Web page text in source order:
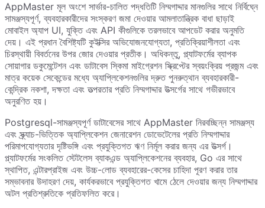
AppMaster মূল অংশে সার্ভার-চালিত পদ্ধতিটি নিম্মগাদ্দার মানগুলির সাথে নির্বিঘ্নে
সামঞ্জস্যপূর্ণ, ব্যবহারকারীদের সংস্করণ জমা দেওয়ার আমলাতান্ত্রিক বাধা ছাড়াই
মোবাইল অ্যাপ UI, যুক্তি এবং API কীগুলিকে তরলভাবে আপডেট করার অনুমতি
দেয়। এই প্রধান বৈশিষ্ট্যটি কুইক্সির অভিযোজনযোগ্যতা, প্রতিক্রিয়াশীলতা এবং
চিরস্থায়ী বিবর্তনের উপর জোর দেওয়ার প্রতীক। অধিকন্তু, প্ল্যাটফর্মের ব্যাপক
সোয়াগার ডকুমেন্টেশন এবং ডাটাবেস স্কিমা মাইগ্রেশন স্ক্রিপ্টের স্বয়ংক্রিয় প্রজন্ম এবং
মাত্র কয়েক সেকেন্ডের মধ্যে অ্যাপ্লিকেশনগুলির দ্রুত পুনরুত্থান ব্যবহারকারী-
কেন্দ্রিক নকশা, দক্ষতা এবং তত্পরতার প্রতি নিম্মগাদ্দার উত্সর্গের সাথে গভীরভাবে
অনুরণিত হয়।
Postgresql-সামঞ্জস্যপূর্ণ ডাটাবেসের সাথে AppMaster নিরবচ্ছিন্ন সামঞ্জস্য
এবং স্ক্র্যাচ-ভিত্তিক অ্যাপ্লিকেশন জেনারেশন ডোভেটেলের প্রতি নিম্মগাদ্দার
পরিমাপযোগ্যতার দৃষ্টিভঙ্গি এবং প্রযুক্তিগত ঋণ নির্মূল করার জন্য এর উত্সর্গ।
প্ল্যাটফর্মের সংকলিত স্টেটলেস ব্যাকএন্ড অ্যাপ্লিকেশনের ব্যবহার, Go এর সাথে
স্থাপিত, এন্টারপ্রাইজ এবং উচ্চ-লোড ব্যবহারের-কেসের চাহিদা পূরণ করার তার
সম্ভাবনার উদাহরণ দেয়, কার্যকরভাবে প্রযুক্তিগত খামে ঠেলে দেওয়ার জন্য নিম্মগাদ্দার
অটল প্রতিশ্রুতিকে প্রতিফলিত করে।